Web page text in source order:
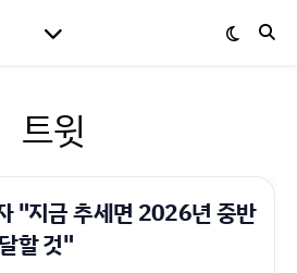
트윗
"지금 추세면 2026년 중반
할 것"